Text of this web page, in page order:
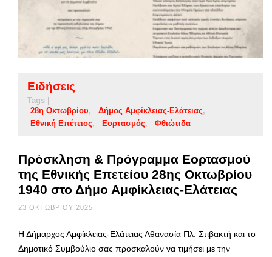
Ειδήσεις
Tags |
28η Οκτωβρίου
Δήμος Αμφίκλειας-Ελάτειας
Εθνική Επέτειος
Εορτασμός Φθιώτιδα
Πρόσκληση & Πρόγραμμα Εορτασμού
της Εθνικής Επετείου 28ης Οκτωβρίου
1940 στο Δήμο Αμφίκλειας-Ελάτειας
23 ΟΚΤΩΒΡΊΟΥ 2025
Η Δήμαρχος Αμφίκλειας-Ελάτειας Αθανασία Πλ. Στιβακτή και το
Δημοτικό Συμβούλιο σας προσκαλούν να τιμήσει με την